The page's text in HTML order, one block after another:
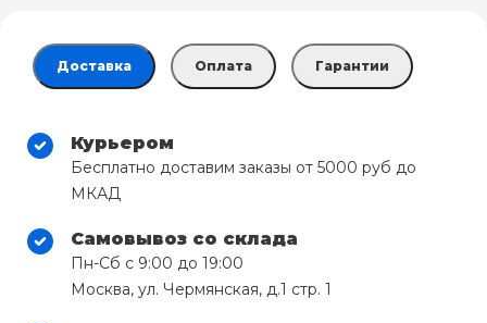
Доставка Оплата Гарантии
Курьером
Бесплатно доставим заказы от 5000 руб до
МКАД
Самовывоз со склада
Пн-Сб с 9:00 до 19:00
Москва, ул. Чермянская, д.1 стр. 1